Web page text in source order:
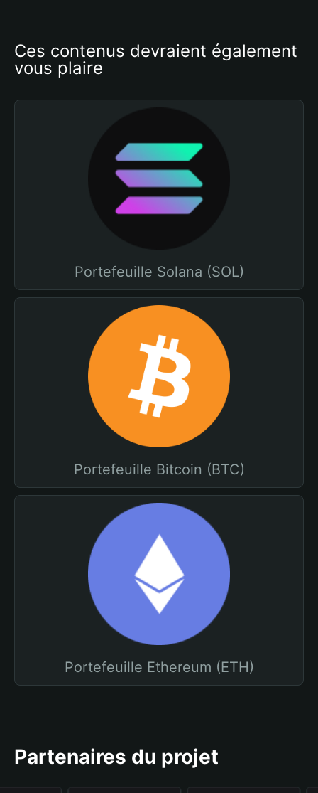
Ces contenus devraient également
vous plaire
Portefeuille Solana (SOL)
Portefeuille Bitcoin (BTC)
Portefeuille Ethereum (ETH)
Partenaires du projet